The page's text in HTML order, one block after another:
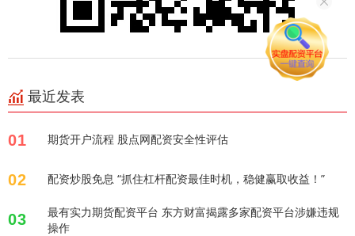
最近发表
01 期货开户流程 股点网配资安全性评估
02 配资炒股免息 “抓住杠杆配资最佳时机，稳健赢取收益！”
03
最有实力期货配资平台 东方财富揭露多家配资平台涉嫌违规
操作